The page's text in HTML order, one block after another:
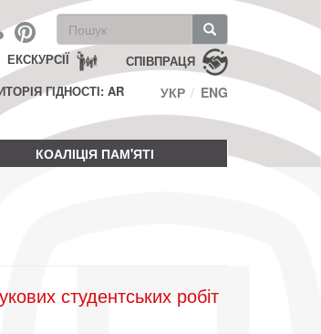
Пошукова
форма
Пошук СПІВПРАЦЯ
ЕКСКУРСІЇ
ГІДНОСТІ: AR
УКР ENG
КОАЛІЦІЯ ПАМ'ЯТІ
студентських робіт